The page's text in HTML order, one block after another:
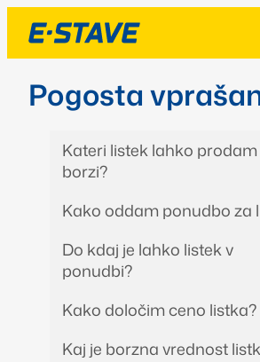
Pogosta
Kateri listek lahko
borzi?
Kako oddam ponudbo za
Do kdaj je lahko listek v
ponudbi?
Kako določim ceno listka?
Kaj je borzna vrednost